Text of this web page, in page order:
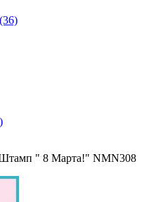
(36)
" 8 Марта!" NMN308